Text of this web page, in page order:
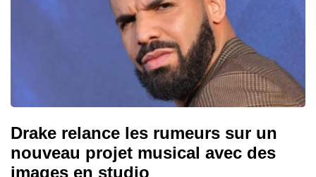
Drake relance les rumeurs sur un
nouveau projet musical avec des
images en studio